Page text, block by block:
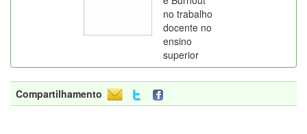
no trabalho
docente no
ensino
superior
Compartilhamento